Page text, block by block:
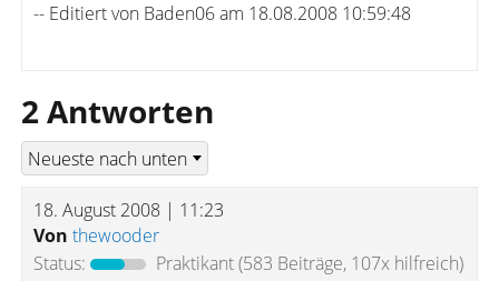
-- Editiert von Baden06 am 18.08.2008 10:59:48
2 Antworten
18. August 2008 | 11:23
Von thewooder
Status:
Praktikant(583 Beiträge, 107x hilfreich)